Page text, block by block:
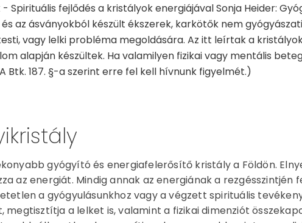
Spirituális fejlődés a kristályok energiájával Sonja Heider:
az ásványokból készült ékszerek, karkötők nem
vagy lelki probléma megoldására. Az itt leírtak a
alapján készültek. Ha valamilyen fizikai vagy mentális
Btk. 187. §-a szerint erre fel kell hívnunk figyelmét.)
gyógyító és energiafelerősítő kristály a Földön.
az energiát. Mindig annak az energiának a rezgésszintjén
a gyógyulásunkhoz vagy a végzett spirituális
megtisztítja a lelket is, valamint a fizikai dimenziót